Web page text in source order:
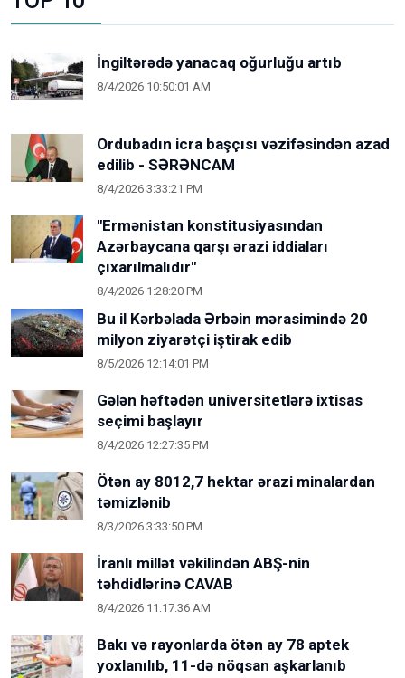
İngiltərədə yanacaq oğurluğu artıb
8/4/2026 10:50:01 AM
Ordubadın icra başçısı vəzifəsindən azad
edilib - SƏRƏNCAM
8/4/2026 3:33:21 PM
"Ermənistan konstitusiyasından
Azərbaycana qarşı ərazi iddiaları
çıxarılmalıdır"
8/4/2026 1:28:20 PM
Bu il Kərbəlada Ərbəin mərasimində 20
milyon ziyarətçi iştirak edib
8/5/2026 12:14:01 PM
Gələn həftədən universitetlərə ixtisas
seçimi başlayır
8/4/2026 12:27:35 PM
Ötən ay 8012,7 hektar ərazi minalardan
təmizlənib
8/3/2026 3:33:50 PM
İranlı millət vəkilindən ABŞ-nin
təhdidlərinə CAVAB
8/4/2026 11:17:36 AM
Bakı və rayonlarda ötən ay 78 aptek
yoxlanılıb, 11-də nöqsan aşkarlanıb